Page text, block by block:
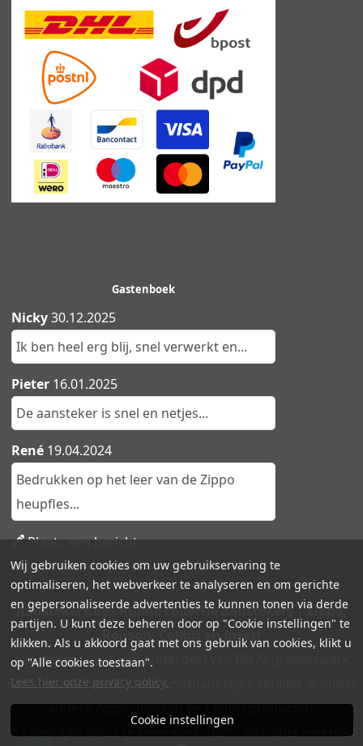
Gastenboek
Nicky30.12.2025
Ik ben heel erg blij, snel verwerkt en...
Pieter 16.01.2025
De aansteker is snel en netjes...
René 19.04.2024
Bedrukken op het leer van de Zippo
heupfles...
Plaats een bericht
Lees alle berichten
Aanstekers.be - Ruime collectie aanstekers | Zippo,
Ronson, Colibri en meer!
Aanstekers.be is een onderdeel van BlitZz graveerwerk.
BlitZz graveerwerk is een onafhankelijke retailer in onder
andere Zippo, Ronson en Colibri producten.
© Copyright BlitZz graveerwerk 2026 - All rights reserved
Wij gebruiken cookies om uw gebruikservaring te
optimaliseren, het webverkeer te analyseren en om gerichte
en gepersonaliseerde advertenties te kunnen tonen via derde
partijen. U kunt deze beheren door op "Cookie instellingen" te
klikken. Als u akkoord gaat met ons gebruik van cookies, klikt u
op "Alle cookies toestaan".
Lees hier onze privacy policy.
Cookie instellingen